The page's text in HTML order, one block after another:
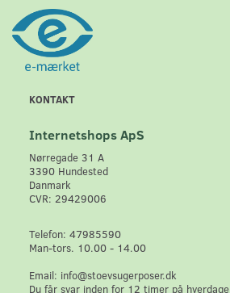
KONTAKT
Internetshops ApS
Nørregade 31 A
3390 Hundested
Danmark
CVR: 29429006
Telefon: 47985590
Man-tors. 10.00 - 14.00
Email: info@stoevsugerposer.dk
Du får svar inden for 12 timer på hverdage